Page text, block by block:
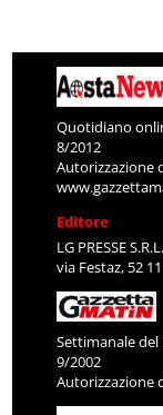
Quotidiano
8/2012
Autorizzazione
Editore
LG PRESSE S.R.L.
via Festaz, 52
Settimanale del
9/2002
Autorizzazione